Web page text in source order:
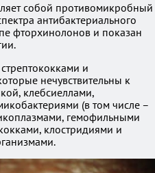
собой противомикробный
антибактериального
фторхинолонов и показан
и
нечувствительны к
клебсиеллами,
(в том числе –
гемофильными
клостридиями и